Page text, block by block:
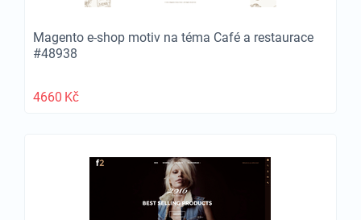
Magento e-shop motiv na téma Café a restaurace
#48938
4660 Kč